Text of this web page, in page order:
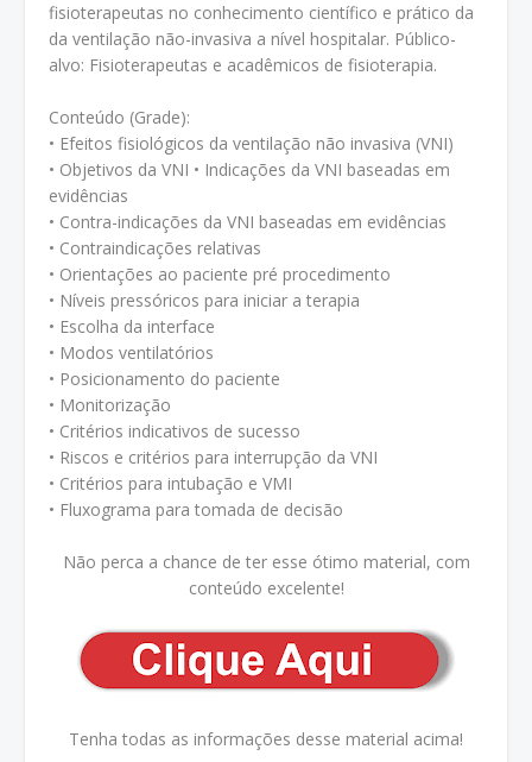
fisioterapeutas no conhecimento científico e prático da
da ventilação não-invasiva a nível hospitalar. Público-
alvo: Fisioterapeutas e acadêmicos de fisioterapia.
Conteúdo (Grade):
• Efeitos fisiológicos da ventilação não invasiva (VNI)
• Objetivos da VNI • Indicações da VNI baseadas em
evidências
• Contra-indicações da VNI baseadas em evidências
• Contraindicações relativas
• Orientações ao paciente pré procedimento
• Níveis pressóricos para iniciar a terapia
• Escolha da interface
• Modos ventilatórios
• Posicionamento do paciente
• Monitorização
• Critérios indicativos de sucesso
• Riscos e critérios para interrupção da VNI
• Critérios para intubação e VMI
• Fluxograma para tomada de decisão
Não perca a chance de ter esse ótimo material, com
conteúdo excelente!
Tenha todas as informações desse material acima!